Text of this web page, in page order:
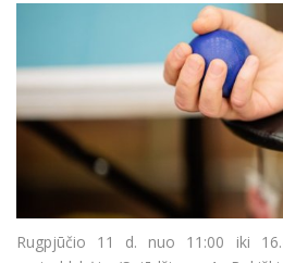
Rugpjūčio 11 d. nuo 11:00 iki